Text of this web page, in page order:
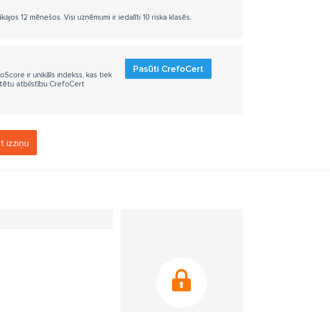
12 mēnešos. Visi uzņēmumi ir iedalīti 10 riska klasēs.
Pasūti CrefoCert
ir unikāls indekss, kas tiek
atbilstību CrefoCert
izziņu